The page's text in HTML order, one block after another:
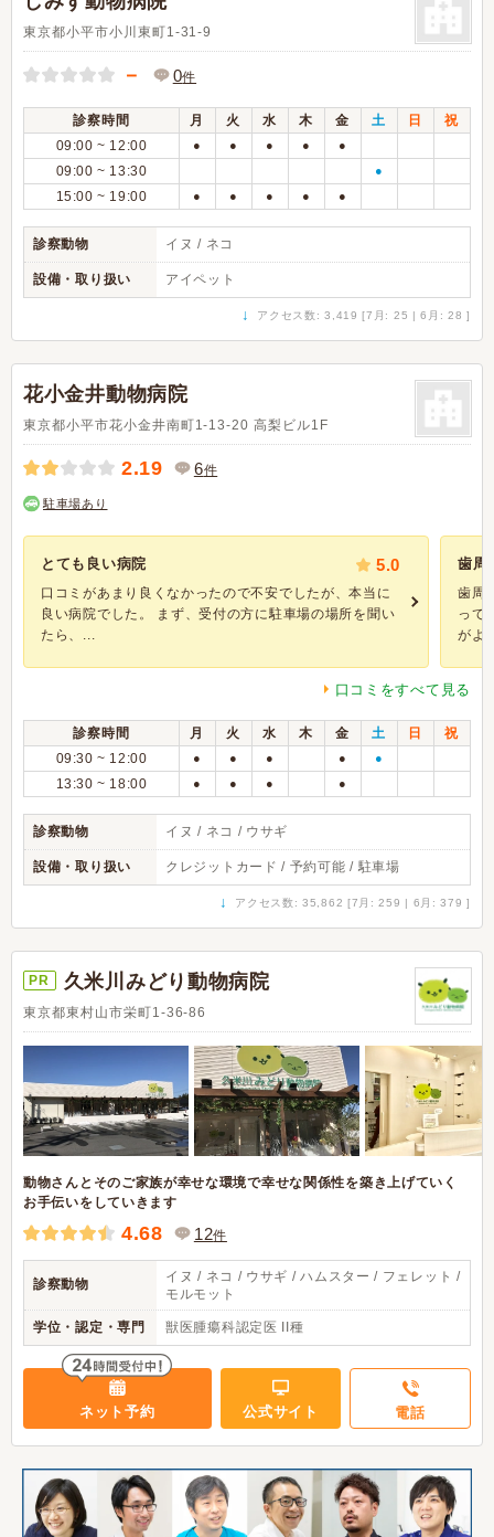
東京都小平市小川東町1-31-9
－ 0件
診察時間 月 火 水 木 金 土 日
祝
09:00 ~ 12:00
● ● ● ● ●
09:00 ~ 13:30 ●
15:00 ~ 19:00 ● ● ● ● ●
診察動物 イヌ / ネコ
設備・取り扱い アイペット
↓ アクセス数: 3,419 [7月: 25 | 6月: 28 ]
花小金井動物病院
東京都小平市花小金井南町1-13-20 高梨ビル1F
2.19 6件
駐車場あり
とても良い病院 5.0
口コミがあまり良くなかったので不安でしたが、本当に
良い病院でした。 まず、受付の方に駐車場の場所を聞い
たら、...
歯周
歯周
って
がよ
口コミをすべて見る
診察時間 月 火 水 木 金 土 日
祝
09:30 ~ 12:00
● ● ● ● ●
13:30 ~ 18:00 ● ● ● ●
診察動物 イヌ / ネコ / ウサギ
設備・取り扱い クレジットカード / 予約可能 / 駐車場
↓ アクセス数: 35,862 [7月: 259 | 6月: 379 ]
PR 久米川みどり動物病院
東京都東村山市栄町1-36-86
動物さんとそのご家族が幸せな環境で幸せな関係性を築き上げていく
お手伝いをしていきます
4.68 12件
診察動物
イヌ / ネコ / ウサギ / ハムスター / フェレット /
モルモット
学位・認定・専門 獣医腫瘍科認定医 II種
ネット予約 公式サイト 電話